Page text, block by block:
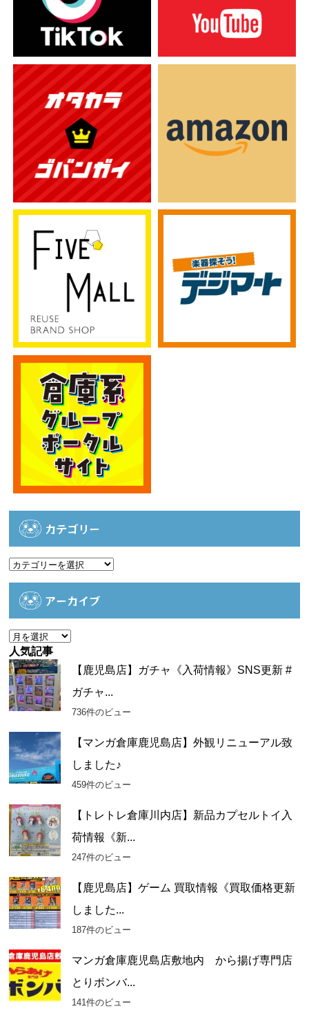
カテゴリー
カ
アーカイブ
ア
ー
カ
イ
ブ
人気記事
【鹿児島店】ガチャ《入荷情報》SNS更新 #
ガチャ...
736件のビュー
【マンガ倉庫鹿児島店】外観リニューアル致
しました♪
459件のビュー
【トレトレ倉庫川内店】新品カプセルトイ入
荷情報《新...
247件のビュー
【鹿児島店】ゲーム 買取情報《買取価格更新
しました...
187件のビュー
マンガ倉庫鹿児島店敷地内 から揚げ専門店
とりボンバ...
141件のビュー